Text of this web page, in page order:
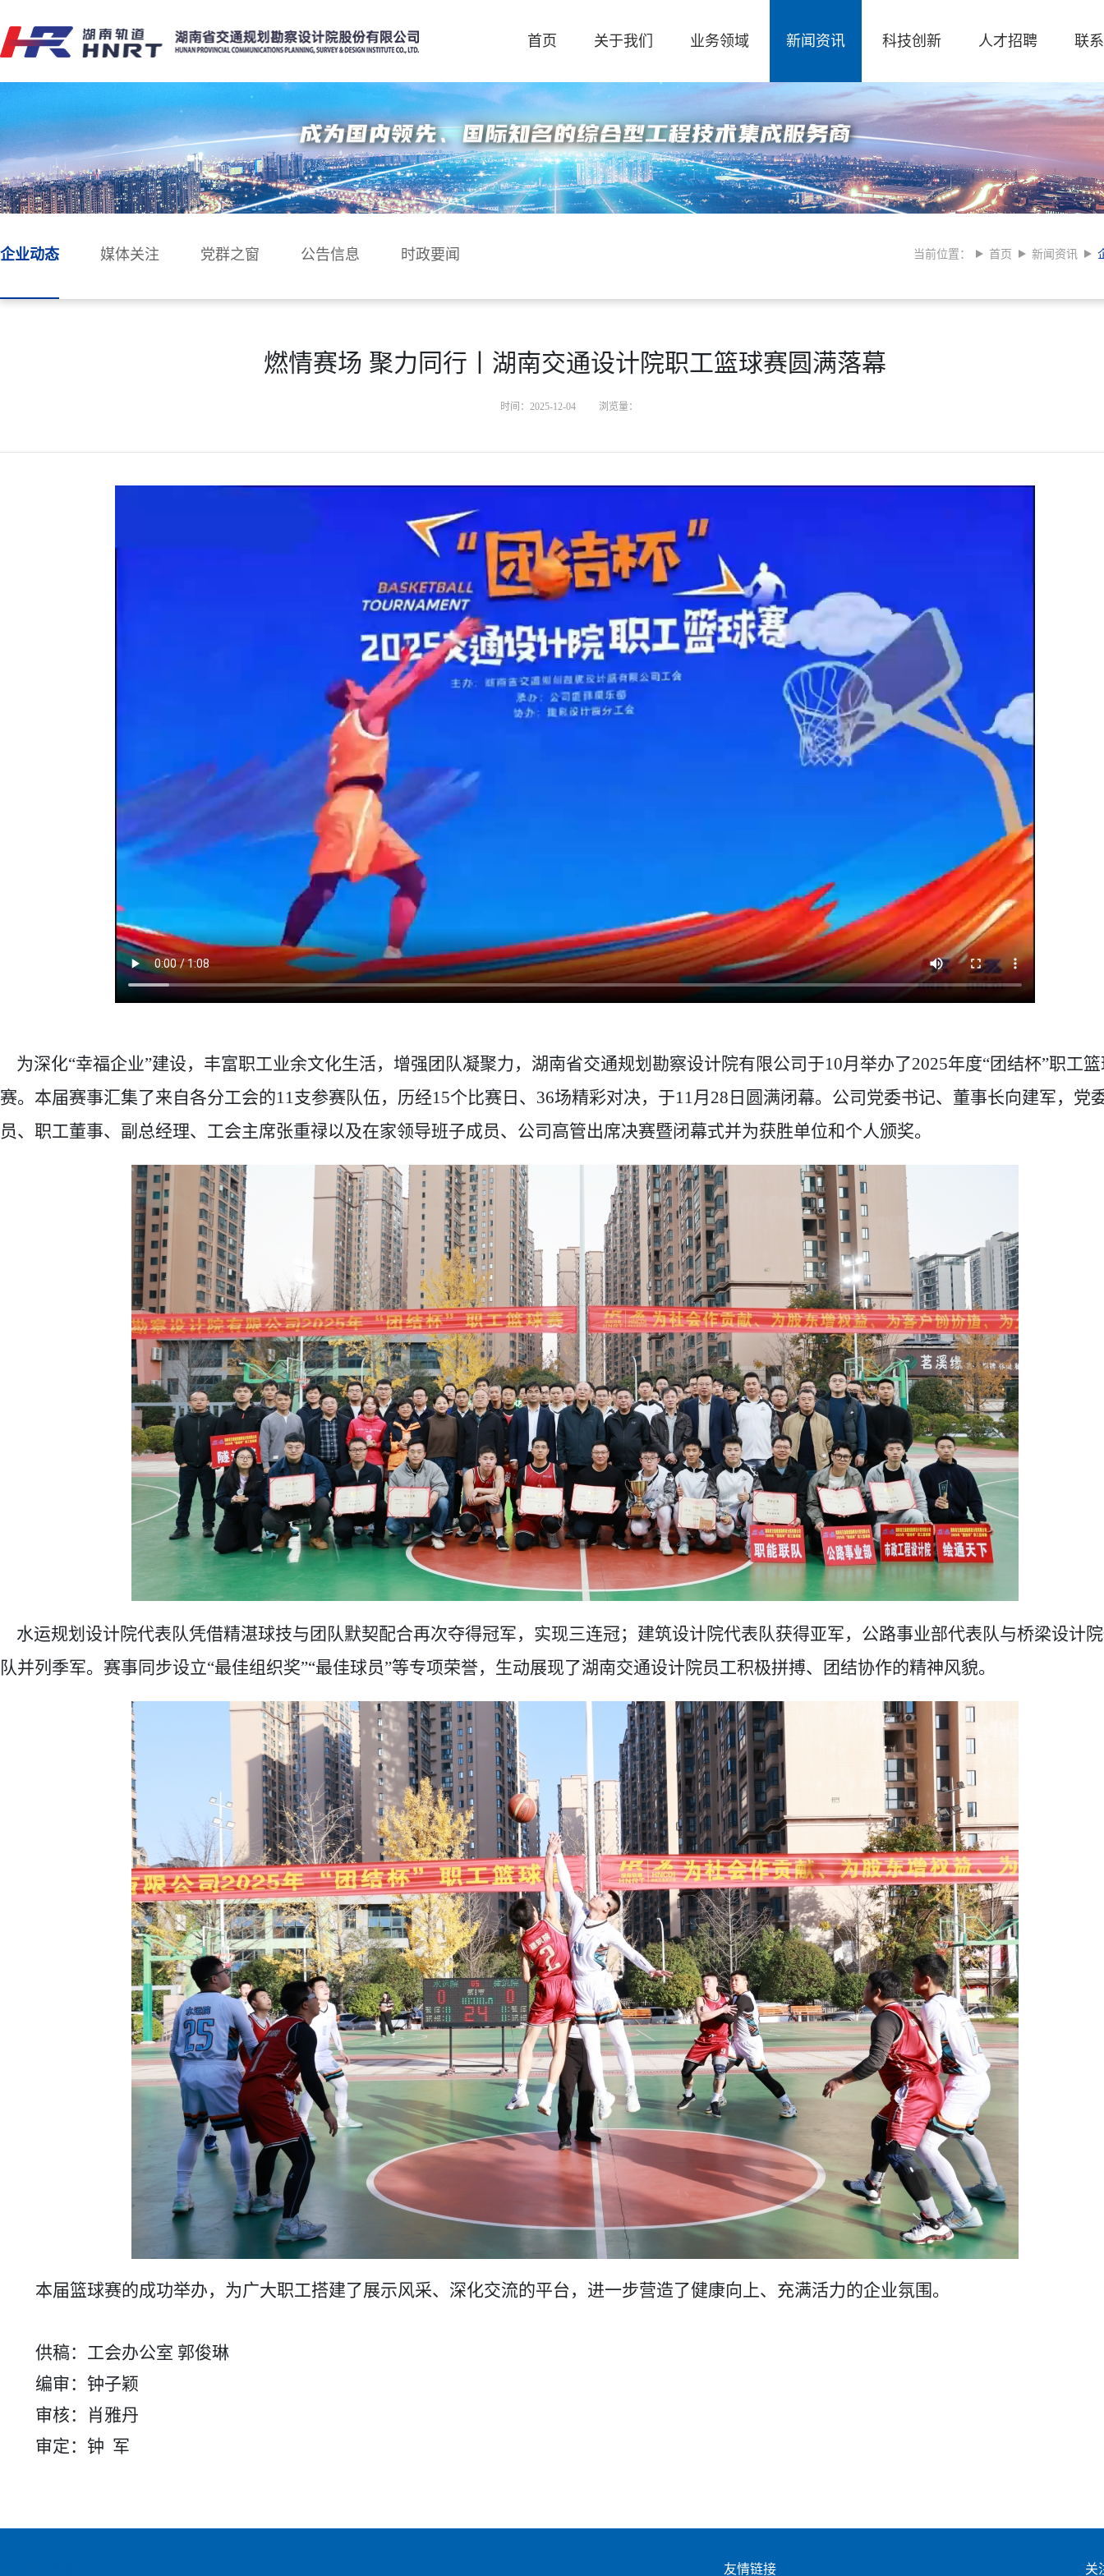
首页 关于我们 业务领域 新闻资讯 科技创新 人才招聘 联
企业动态 媒体关注 党群之窗 公告信息 时政要闻 当前位置： 首页 新闻资讯
燃情赛场 聚力同行丨湖南交通设计院职工篮球赛圆满落幕
时间：2025-12-04 浏览量：
为深化“幸福企业”建设，丰富职工业余文化生活，增强团队凝聚力， 湖南省交通规划勘察设计院有限公司 于10月举办了2025年度“团结杯”职工
赛。本届赛事汇集了来自各分工会的11支参赛队伍，历经15个比赛日、36场精彩对决，于11月28日圆满闭幕。公司党委书记、董事长向建军，党
员、职工董事、副总经理、工会主席张重禄以及在家领导班子成员、公司高管出席决赛暨闭幕式并为获胜单位和个人颁奖。
水运规划设计院代表队凭借精湛球技与团队默契配合再次夺得冠军， 实现三连冠； 建筑设计院代表队获得亚军，公路事业部代表队与桥梁设计
队并列季军。赛事同步设立“最佳组织奖”“最佳球员”等专项荣誉，生动展现了湖南交通设计院员工积极拼搏、团结协作的精神风貌。
本届篮球赛的成功举办，为广大职工搭建了展示风采、 深化交流的平台，进一步营造了健康向上、充满活力的企业氛围。
供稿：工会办公室 郭俊琳
编审：钟子颖
审核：肖雅丹
审定：钟 军
友情链接 关